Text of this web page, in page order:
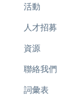
活動
人才招募
資源
聯絡我們
詞彙表